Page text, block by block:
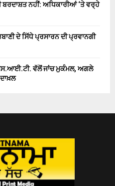
ਬਰਦਾਸ਼ਤ ਨਹੀਂ: ਅਧਿਕਾਰੀਆਂ ‘ਤੇ ਵਰ੍ਹੇ
ਦੇ ਸਿੱਧੇ ਪ੍ਰਸਾਰਨ ਦੀ ਪ੍ਰਵਾਨਗੀ
ਵੱਲੋਂ ਜਾਂਚ ਮੁਕੰਮਲ, ਅਗਲੇ